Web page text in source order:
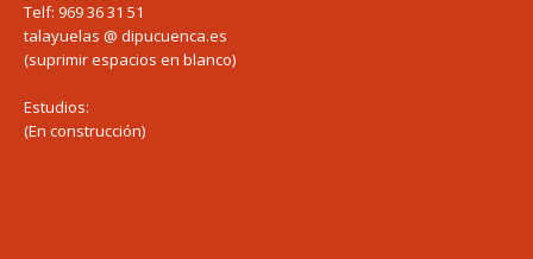
Telf: 969 36 31 51
talayuelas @ dipucuenca.es
(suprimir espacios en blanco)
Estudios:
(En construcción)